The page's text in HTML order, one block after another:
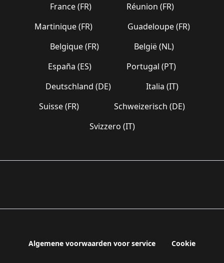
France (FR)
Réunion (FR)
Martinique (FR)
Guadeloupe (FR)
Belgique (FR)
België (NL)
España (ES)
Portugal (PT)
Deutschland (DE)
Italia (IT)
Suisse (FR)
Schweizerisch (DE)
Svizzero (IT)
Algemene voorwaarden voor service Cookie